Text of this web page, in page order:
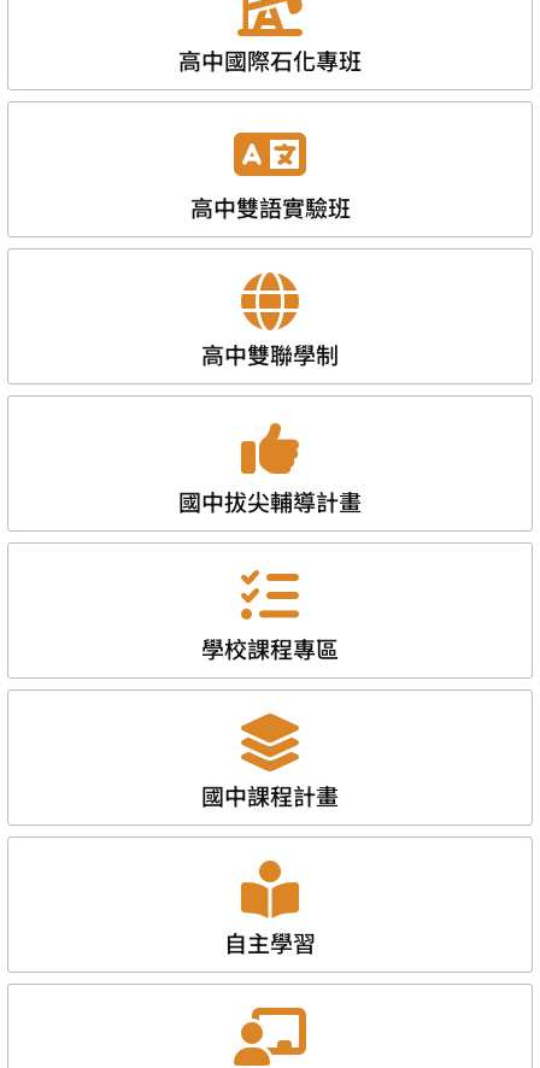
高中國際石化專班
高中雙語實驗班
高中雙聯學制
國中拔尖輔導計畫
學校課程專區
國中課程計畫
自主學習